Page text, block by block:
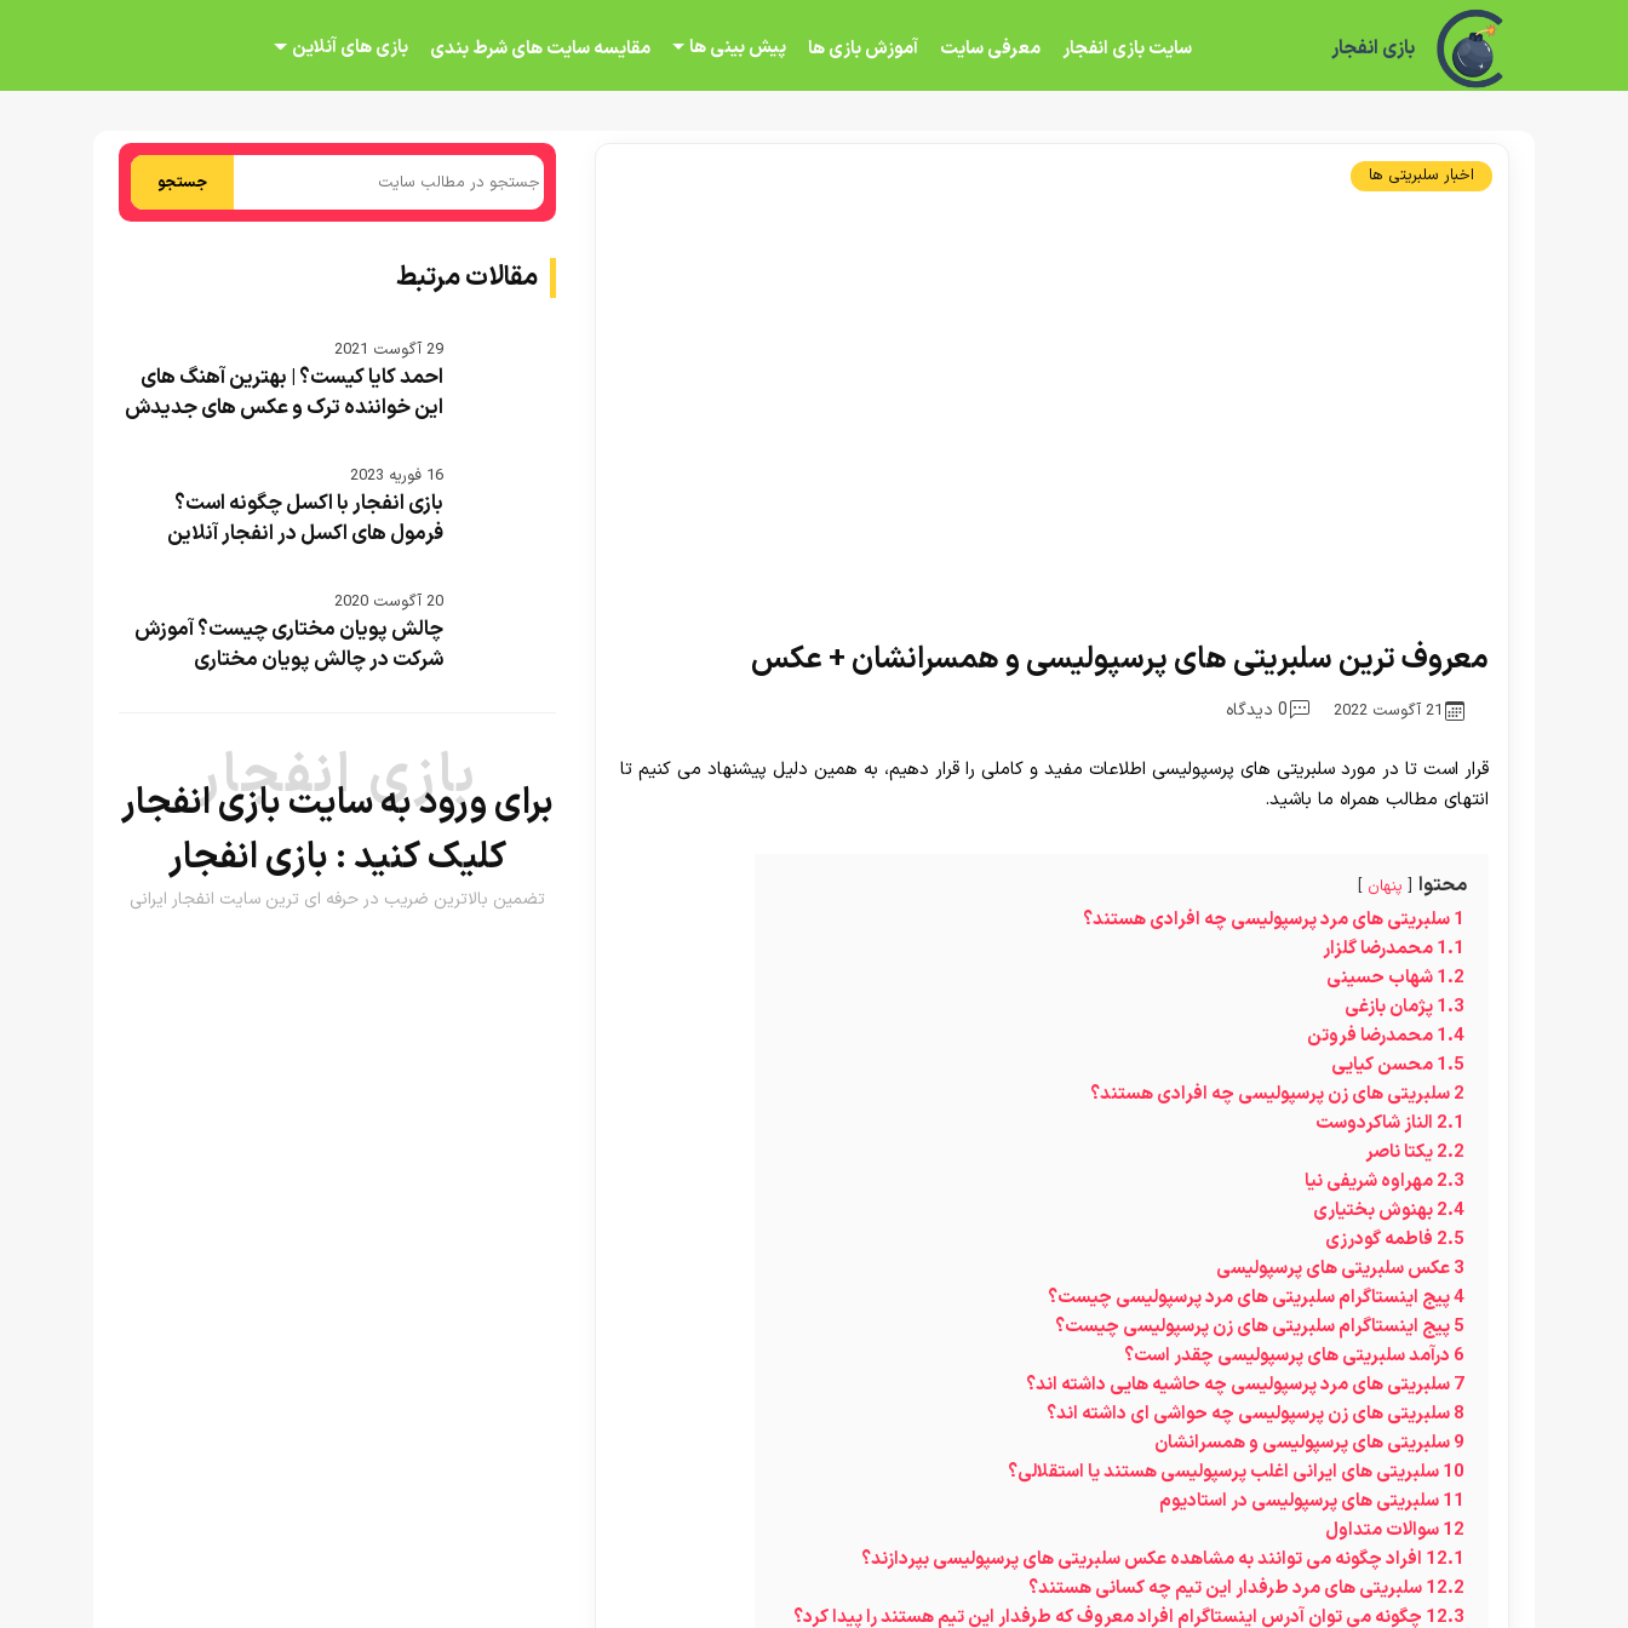
بازی انفجار سایت بازی انفجار معرفی سایت آموزش بازی ها پیش بینی ها مقایسه سایت های شرط بندی بازی های آنلاین
اخبار سلبریتی ها
معروف ترین سلبریتی های پرسپولیسی و همسرانشان + عکس
21 آگوست 2022 0 دیدگاه
قرار است تا در مورد سلبریتی های پرسپولیسی اطلاعات مفید و کاملی را قرار دهیم، به همین دلیل پیشنهاد می کنیم تا
انتهای مطالب همراه ما باشید.
محتوا پنهان
1سلبریتی های مرد پرسپولیسی چه افرادی هستند؟
1.1محمدرضا گلزار
1.2شهاب حسینی
1.3پژمان بازغی
1.4محمدرضا فروتن
1.5محسن کیایی
2سلبریتی های زن پرسپولیسی چه افرادی هستند؟
2.1 الناز شاکردوست
2.2یکتا ناصر
2.3مهراوه شریفی نیا
2.4بهنوش بختیاری
2.5 فاطمه گودرزی
3عکس سلبریتی های پرسپولیسی
4پیج اینستاگرام سلبریتی های مرد پرسپولیسی چیست؟
5پیج اینستاگرام سلبریتی های زن پرسپولیسی چیست؟
6 درآمد سلبریتی های پرسپولیسی چقدر است؟
7سلبریتی های مرد پرسپولیسی چه حاشیه هایی داشته اند؟
8سلبریتی های زن پرسپولیسی چه حواشی ای داشته اند؟
9سلبریتی های پرسپولیسی و همسرانشان
10سلبریتی های ایرانی اغلب پرسپولیسی هستند یا استقلالی؟
11سلبریتی های پرسپولیسی در استادیوم
12سوالات متداول
12.1 افراد چگونه می توانند به مشاهده عکس سلبریتی های پرسپولیسی بپردازند؟
12.2سلبریتی های مرد طرفدار این تیم چه کسانی هستند؟
12.3 چگونه می توان آدرس اینستاگرام افراد معروف که طرفدار این تیم هستند را پیدا کرد؟
جستجو
مقالات مرتبط
29 آگوست 2021
احمد کایا کیست؟ | بهترین آهنگ های
این خواننده ترک و عکس های جدیدش
16 فوریه 2023
بازی انفجار با اکسل چگونه است؟
فرمول های اکسل در انفجار آنلاین
20 آگوست 2020
چالش پویان مختاری چیست؟ آموزش
شرکت در چالش پویان مختاری
بازی انفجار
برای ورود به سایت بازی انفجار
کلیک کنید : بازی انفجار
تضمین بالاترین ضریب در حرفه ای ترین سایت انفجار ایرانی